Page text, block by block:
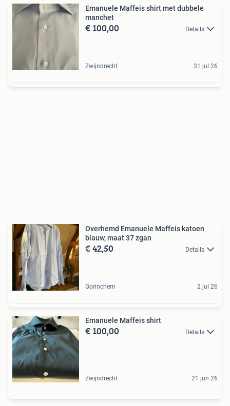
Emanuele Maffeis shirt met dubbele
manchet
€ 100,00 Details
Zwijndrecht 31 jul 26
Overhemd Emanuele Maffeis katoen
blauw, maat 37 zgan
€ 42,50 Details
Gorinchem 2 jul 26
Emanuele Maffeis shirt
€ 100,00 Details
Zwijndrecht 21 jun 26